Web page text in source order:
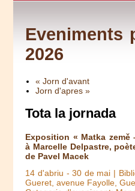
Eveniments
2026
« Jorn d'avant
Jorn d'apres »
Tota la jornada
Exposition « Matka země
à Marcelle Delpastre,
de Pavel Macek
14 d'abriu -30 de mai |
Gueret, avenue Fayolle,